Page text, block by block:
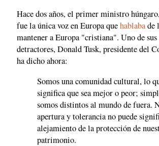
Hace dos años, el primer ministro
fue la única voz en Europa quehablabade
mantener a Europa "cristiana". Uno de sus
detractores, Donald Tusk, presidente del
ha dicho ahora:
Somos una comunidad cultural, lo
significa que sea mejor o peor;
somos distintos al mundo de fuera.
apertura y tolerancia no puede
alejamiento de la protección de
patrimonio.